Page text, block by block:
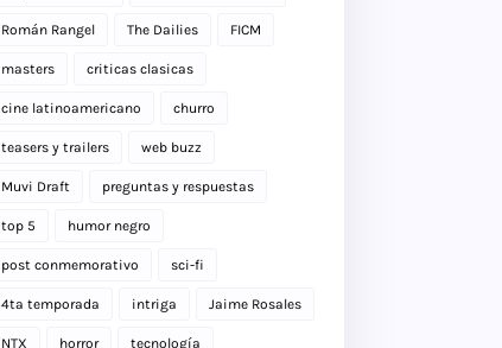
Román Rangel The Dailies FICM
masters criticas clasicas
cine latinoamericano churro
teasers y trailers web buzz
Muvi Draft preguntas y respuestas
top 5 humor negro
post conmemorativo sci-fi
4ta temporada intriga Jaime Rosales
NTX horror tecnología